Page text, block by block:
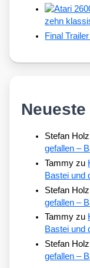
zehn
Final
Stefan
gefallen –
Tammy zu
Bastei und
Stefan
gefallen –
Tammy zu
Bastei und
Stefan
gefallen –